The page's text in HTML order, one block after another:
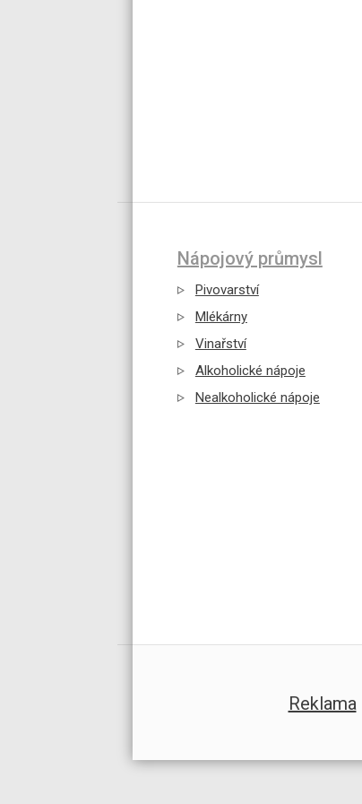
Nápojový průmysl
Pivovarství
Mlékárny
Vinařství
Alkoholické nápoje
Nealkoholické nápoje
Reklama